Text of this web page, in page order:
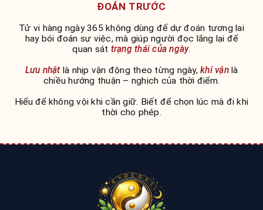
ĐOÁN TRƯỚC
Tử vi hàng ngày 365 không dùng để dự đoán tương lai
hay bói đoán sự việc, mà giúp người đọc lắng lại để
quan sát trạng thái của ngày.
Lưu nhậtlà nhịp vận động theo từng ngày, khí vậnlà
chiều hướng thuận – nghịch của thời điểm.
Hiểu để không vội khi cần giữ. Biết để chọn lúc mà đi khi
thời cho phép.